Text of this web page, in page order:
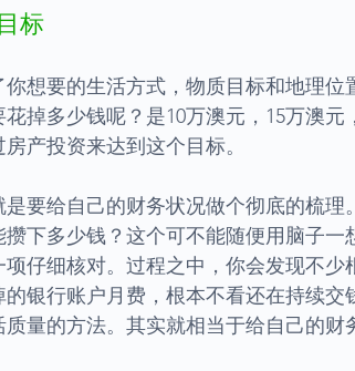
标
你想要的生活方式，物质目标和地理
花掉多少钱呢？是10万澳元，15万澳
产投资来达到这个目标。
是要给自己的财务状况做个彻底的梳理
攒下多少钱？这个可不能随便用脑子一
项仔细核对。过程之中，你会发现不
的银行账户月费，根本不看还在持续
质量的方法。其实就相当于给自己的财